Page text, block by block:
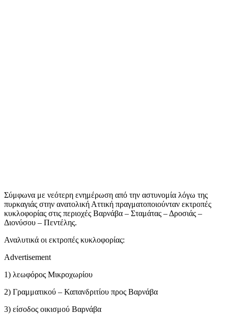
Σύμφωνα με νεότερη ενημέρωση από την αστυνομία λόγω της
πυρκαγιάς στην ανατολική Αττική πραγματοποιούνταν εκτροπές
κυκλοφορίας στις περιοχές Βαρνάβα – Σταμάτας – Δροσιάς –
Διονύσου – Πεντέλης.
Αναλυτικά οι εκτροπές κυκλοφορίας:
Advertisement
1) λεωφόρος Μικροχωρίου
2) Γραμματικού – Καπανδριτίου προς Βαρνάβα
3) είσοδος οικισμού Βαρνάβα